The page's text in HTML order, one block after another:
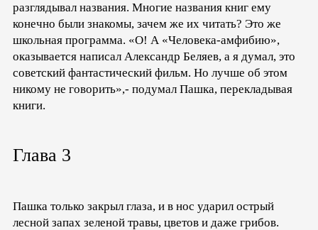
разглядывал названия. Многие названия книг ему
конечно были знакомы, зачем же их читать? Это же
школьная программа. «О! А «Человека-амфибию»,
оказывается написал Александр Беляев, а я думал, это
советский фантастический фильм. Но лучше об этом
никому не говорить»,- подумал Пашка, перекладывая
книги.
Глава 3
Пашка только закрыл глаза, и в нос ударил острый
лесной запах зеленой травы, цветов и даже грибов.